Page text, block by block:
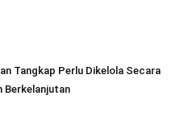
Tangkap Perlu Dikelola Secara
Berkelanjutan